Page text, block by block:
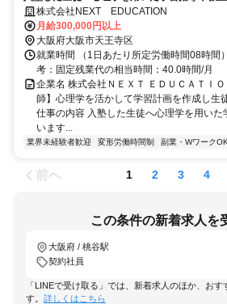
あたり複数名を担当し、個別カレンダーを用
ます。
株式会社NEXT EDUCATION
月給300,000円以上
大阪府大阪市天王寺区
就業時間 （1日あたり所定労働時間08時間
考：固定残業代の相当時間：40.0時間/月
企業名 株式会社ＮＥＸＴ ＥＤＵＣＡＴＩ
師】心理学を活かして学習計画を作成し生
仕事の内容 入塾した生徒へ心理学を用い
います...
業界未経験者歓迎 変形労働時間制 副業・WワークOK
前へ 1 2 3 4
この条件の新着求人を
大阪府 / 桃谷駅
契約社員
「LINEで受け取る」では、新着求人のほか、お
す。 詳しくはこちら